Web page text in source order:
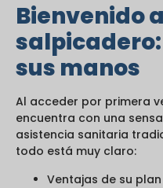
Bienvenido
salpicadero:
sus manos
Al acceder por primera
encuentra con una
asistencia sanitaria
todo está muy claro:
Ventajas de su plan